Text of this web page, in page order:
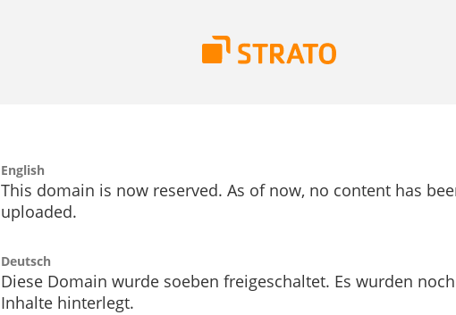
English
This domain is now reserved. As of now, no content has
uploaded.
Deutsch
Diese Domain wurde soeben freigeschaltet. Es wurden
Inhalte hinterlegt.